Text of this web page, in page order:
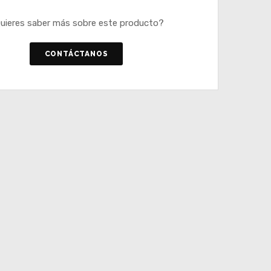
saber más sobre este producto?
CONTÁCTANOS